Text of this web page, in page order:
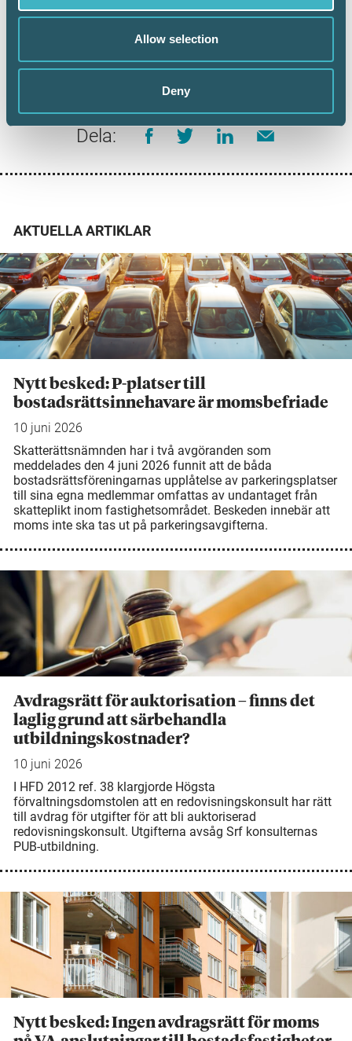
Allow selection
Deny
Dela:
AKTUELLA ARTIKLAR
Nytt besked: P-platser till
bostadsrättsinnehavare är momsbefriade
10 juni 2026
Skatterättsnämnden har i två avgöranden som
meddelades den 4 juni 2026 funnit att de båda
bostadsrättsföreningarnas upplåtelse av parkeringsplatser
till sina egna medlemmar omfattas av undantaget från
skatteplikt inom fastighetsområdet. Beskeden innebär att
moms inte ska tas ut på parkeringsavgifterna.
Avdragsrätt för auktorisation – finns det
laglig grund att särbehandla
utbildningskostnader?
10 juni 2026
I HFD 2012 ref. 38 klargjorde Högsta
förvaltningsdomstolen att en redovisningskonsult har rätt
till avdrag för utgifter för att bli auktoriserad
redovisningskonsult. Utgifterna avsåg Srf konsulternas
PUB-utbildning.
Nytt besked: Ingen avdragsrätt för moms